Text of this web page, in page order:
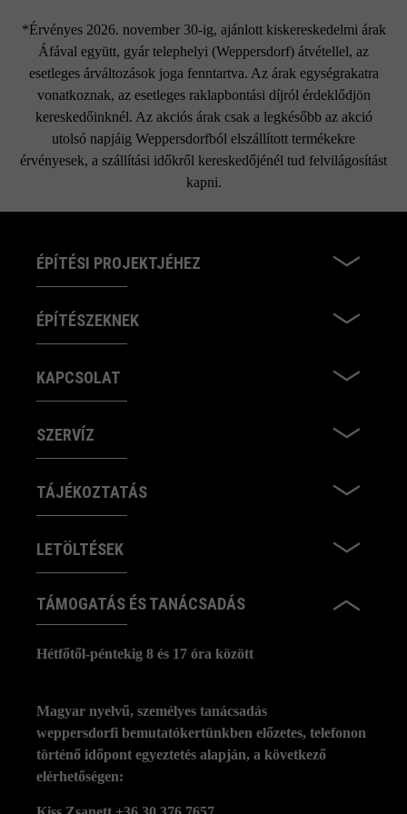
*Érvényes 2026. november 30-ig, ajánlott kiskereskedelmi árak
Áfával együtt, gyár telephelyi (Weppersdorf) átvétellel, az
esetleges árváltozások joga fenntartva. Az árak egységrakatra
vonatkoznak, az esetleges raklapbontási díjról érdeklődjön
kereskedőinknél. Az akciós árak csak a legkésőbb az akció
utolsó napjáig Weppersdorfból elszállított termékekre
érvényesek, a szállítási időkről kereskedőjénél tud felvilágosítást
kapni.
ÉPÍTÉSI PROJEKTJÉHEZ
ÉPÍTÉSZEKNEK
KAPCSOLAT
SZERVÍZ
TÁJÉKOZTATÁS
LETÖLTÉSEK
TÁMOGATÁS ÉS TANÁCSADÁS
Hétfőtől-péntekig 8 és 17 óra között
Magyar nyelvű, személyes tanácsadás
weppersdorfi bemutatókertünkben előzetes, telefonon
történő időpont egyeztetés alapján, a következő
elérhetőségen: